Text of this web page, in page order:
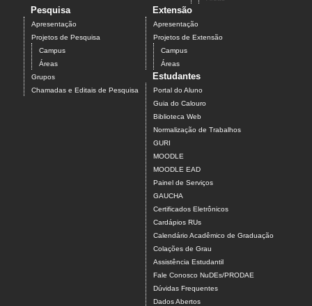
Pesquisa
Apresentação
Projetos de Pesquisa
Campus
Áreas
Grupos
Chamadas e Editais de Pesquisa
Extensão
Apresentação
Projetos de Extensão
Campus
Áreas
Estudantes
Portal do Aluno
Guia do Calouro
Biblioteca Web
Normalização de Trabalhos
GURI
MOODLE
MOODLE EAD
Painel de Serviços
GAUCHA
Certificados Eletrônicos
Cardápios RUs
Calendário Acadêmico de Graduação
Colações de Grau
Assistência Estudantil
Fale Conosco NuDEs/PRODAE
Dúvidas Frequentes
Dados Abertos